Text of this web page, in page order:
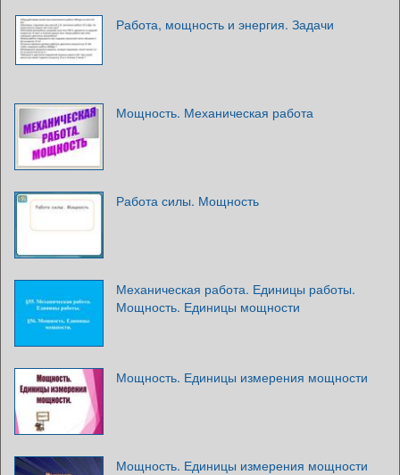
Работа, мощность и энергия. Задачи
Мощность. Механическая работа
Работа силы. Мощность
Механическая работа. Единицы работы.
Мощность. Единицы мощности
Мощность. Единицы измерения мощности
Мощность. Единицы измерения мощности